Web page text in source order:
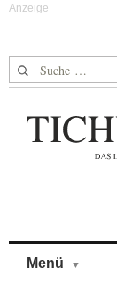
Suche nach:
Menü